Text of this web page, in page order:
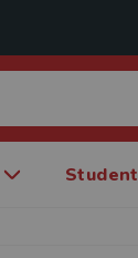
Student